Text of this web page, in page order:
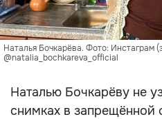
Наталья Бочкарёва. Фото: Инстаграм
@natalia_bochkareva_official
Наталью Бочкарёву не
снимках в запрещённой